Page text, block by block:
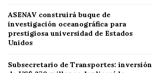
ASENAV construirá buque de
investigación oceanográfica para
prestigiosa universidad de Estados
Unidos
Subsecretario de Transportes: inversión